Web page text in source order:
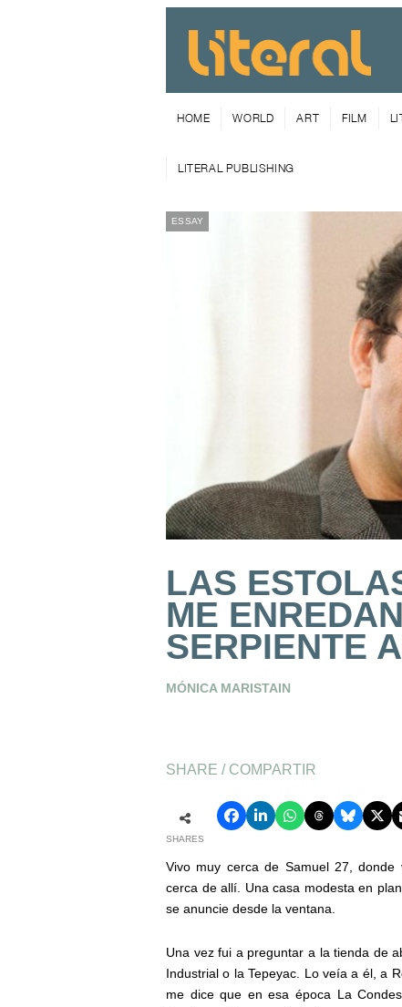
HOME WORLD ART FILM
LITERAL PUBLISHING
ESSAY
LAS
ME
SERPIENTE
MÓNICA MARISTAIN
SHARE / COMPARTIR
SHARES
Vivo muy cerca de Samuel 27,
cerca de allí. Una casa modesta en
se anuncie desde la ventana.
Una vez fui a preguntar a la tienda de
Industrial o la Tepeyac. Lo veía a él, a
me dice que en esa época La